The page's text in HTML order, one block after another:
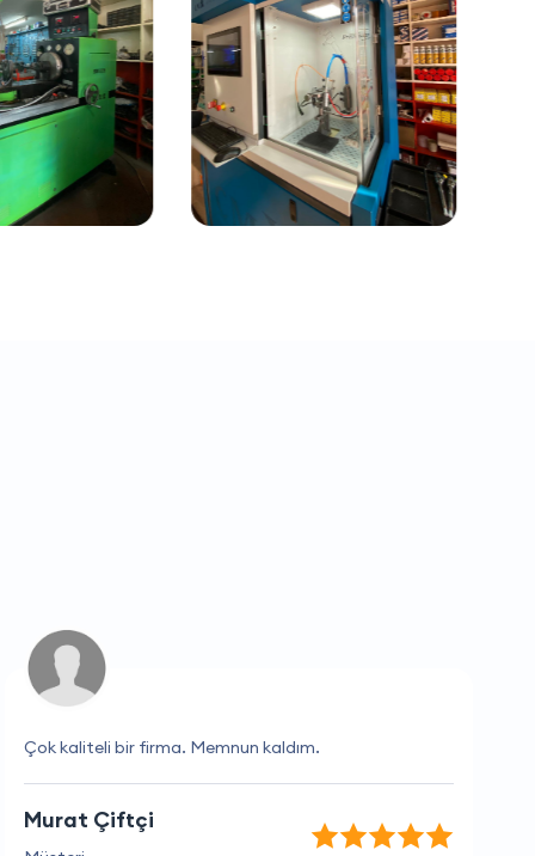
Çok kaliteli bir firma. Memnun kaldım.
Murat Çiftçi